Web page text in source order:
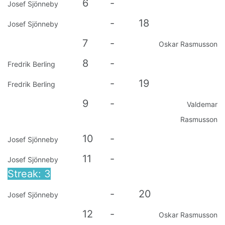
Josef Sjönneby 6 -
Josef Sjönneby -
18
7
- Oskar Rasmusson
Fredrik Berling 8 -
Fredrik Berling -
19
9
-
Valdemar
Rasmusson
Josef Sjönneby 10 -
Josef Sjönneby
Streak: 3
11 -
Josef Sjönneby -
20
12
- Oskar Rasmusson